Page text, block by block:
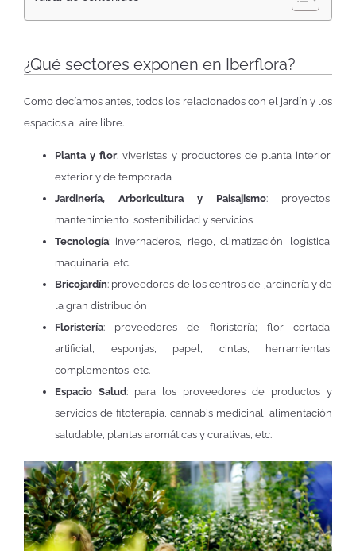
¿Qué sectores exponen en Iberflora?
Como decíamos antes, todos los relacionados con el jardín y los
espacios al aire libre.
Planta y flor: viveristas y productores de planta interior,
exterior y de temporada
Jardinería, Arboricultura y Paisajismo: proyectos,
mantenimiento, sostenibilidad y servicios
Tecnología: invernaderos, riego, climatización, logística,
maquinaria, etc.
Bricojardín: proveedores de los centros de jardinería y de
la gran distribución
Floristería: proveedores de floristería; flor cortada,
artificial, esponjas, papel, cintas, herramientas,
complementos, etc.
Espacio Salud: para los proveedores de productos y
servicios de fitoterapia, cannabis medicinal, alimentación
saludable, plantas aromáticas y curativas, etc.